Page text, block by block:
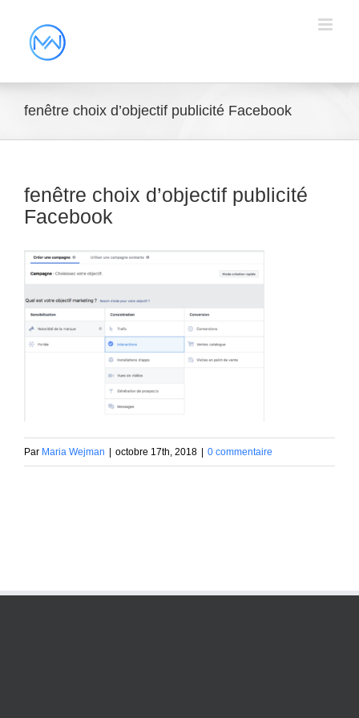
fenêtre choix d’objectif publicité Facebook
fenêtre choix d’objectif publicité
Facebook
Par Maria Wejman octobre 17th, 2018 0 commentaire